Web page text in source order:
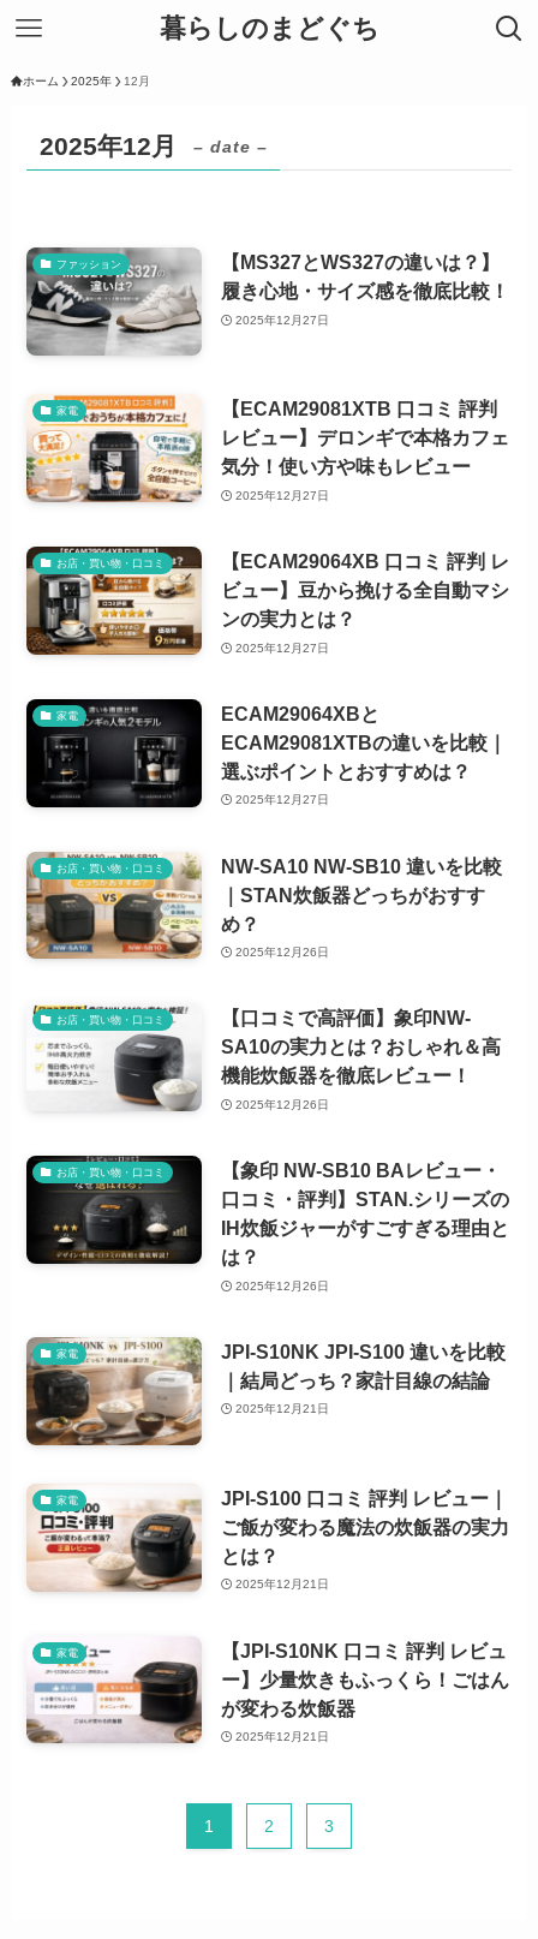
暮らしのまどぐち
ホーム 2025年 12月
2025年12月 – date –
ファッション
【MS327とWS327の違いは？】
履き心地・サイズ感を徹底比較！
2025年12月27日
家電
【ECAM29081XTB 口コミ 評判
レビュー】デロンギで本格カフェ
気分！使い方や味もレビュー
2025年12月27日
お店・買い物・口コミ
【ECAM29064XB 口コミ 評判 レ
ビュー】豆から挽ける全自動マシ
ンの実力とは？
2025年12月27日
家電
ECAM29064XBと
ECAM29081XTBの違いを比較｜
選ぶポイントとおすすめは？
2025年12月27日
お店・買い物・口コミ
NW-SA10 NW-SB10 違いを比較
｜STAN炊飯器どっちがおすす
め？
2025年12月26日
お店・買い物・口コミ
【口コミで高評価】象印NW-
SA10の実力とは？おしゃれ＆高
機能炊飯器を徹底レビュー！
2025年12月26日
お店・買い物・口コミ
【象印 NW-SB10 BAレビュー・
口コミ・評判】STAN.シリーズの
IH炊飯ジャーがすごすぎる理由と
は？
2025年12月26日
家電
JPI-S10NK JPI-S100 違いを比較
｜結局どっち？家計目線の結論
2025年12月21日
家電
JPI-S100 口コミ 評判 レビュー｜
ご飯が変わる魔法の炊飯器の実力
とは？
2025年12月21日
家電
【JPI-S10NK 口コミ 評判 レビュ
ー】少量炊きもふっくら！ごはん
が変わる炊飯器
2025年12月21日
1 2 3